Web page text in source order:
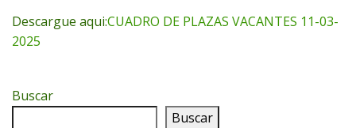
Descargue aqui:CUADRO DE PLAZAS VACANTES 11-03-
2025
Buscar
Buscar